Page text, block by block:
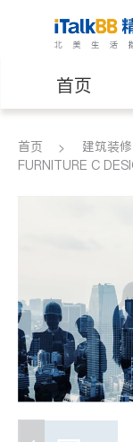
首页
医生
养老
首页 建筑装修
FURNITURE C